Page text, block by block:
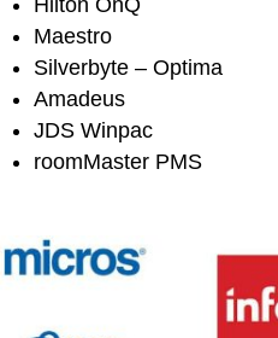
Maestro
Silverbyte – Optima
Amadeus
JDS Winpac
roomMaster PMS